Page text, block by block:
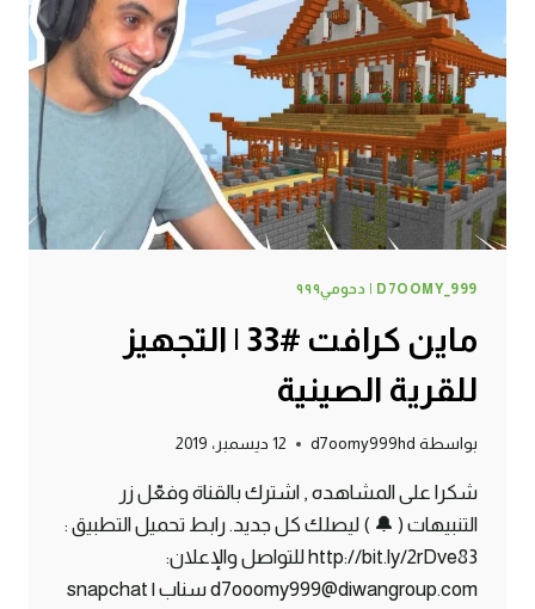
D7OOMY_999 | دحومي٩٩٩
ماين كرافت #33 | التجهيز
للقرية الصينية
بواسطة d7oomy999hd 12 ديسمبر، 2019
شكرا على المشاهده , اشترك بالقناة وفعّل زر
التنبيهات ( 🔔 ) ليصلك كل جديد. رابط تحميل التطبيق :
http://bit.ly/2rDve83 للتواصل والإعلان:
d7ooomy999@diwangroup.com سناب | snapchat